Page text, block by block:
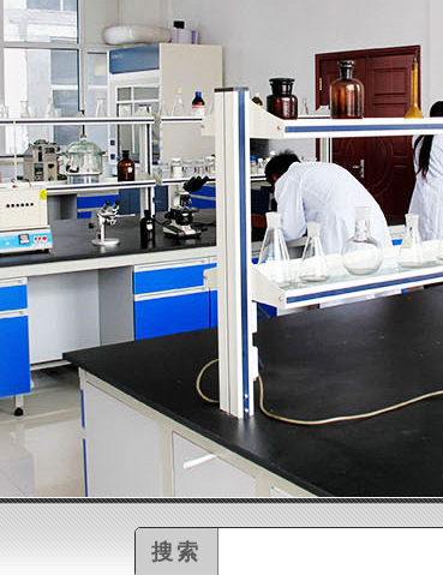
搜索